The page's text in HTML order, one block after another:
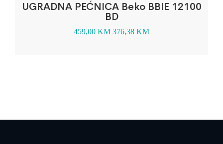
UGRADNA PEĆNICA Beko BBIE 12100
BD
459,00KM 376,38 KM